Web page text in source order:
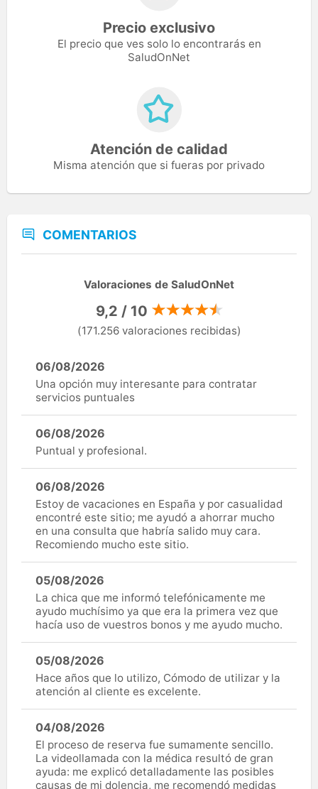
Precio exclusivo
El precio que ves solo lo encontrarás en
SaludOnNet
Atención de calidad
Misma atención que si fueras por privado
COMENTARIOS
Valoraciones de SaludOnNet
9,2 / 10
(171.256 valoraciones recibidas)
06/08/2026
Una opción muy interesante para contratar
servicios puntuales
06/08/2026
Puntual y profesional.
06/08/2026
Estoy de vacaciones en España y por casualidad
encontré este sitio; me ayudó a ahorrar mucho
en una consulta que habría salido muy cara.
Recomiendo mucho este sitio.
05/08/2026
La chica que me informó telefónicamente me
ayudo muchísimo ya que era la primera vez que
hacía uso de vuestros bonos y me ayudo mucho.
05/08/2026
Hace años que lo utilizo, Cómodo de utilizar y la
atención al cliente es excelente.
04/08/2026
El proceso de reserva fue sumamente sencillo.
La videollamada con la médica resultó de gran
ayuda: me explicó detalladamente las posibles
causas de mi dolencia, me recomendó medidas